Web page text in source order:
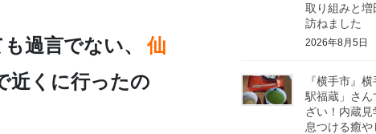
過言でない、
仙
近くに行ったの
取り組みと増
訪ねました
2026年8月5日
『横手市』
駅福蔵」さん
ざい！内蔵
息つける癒や